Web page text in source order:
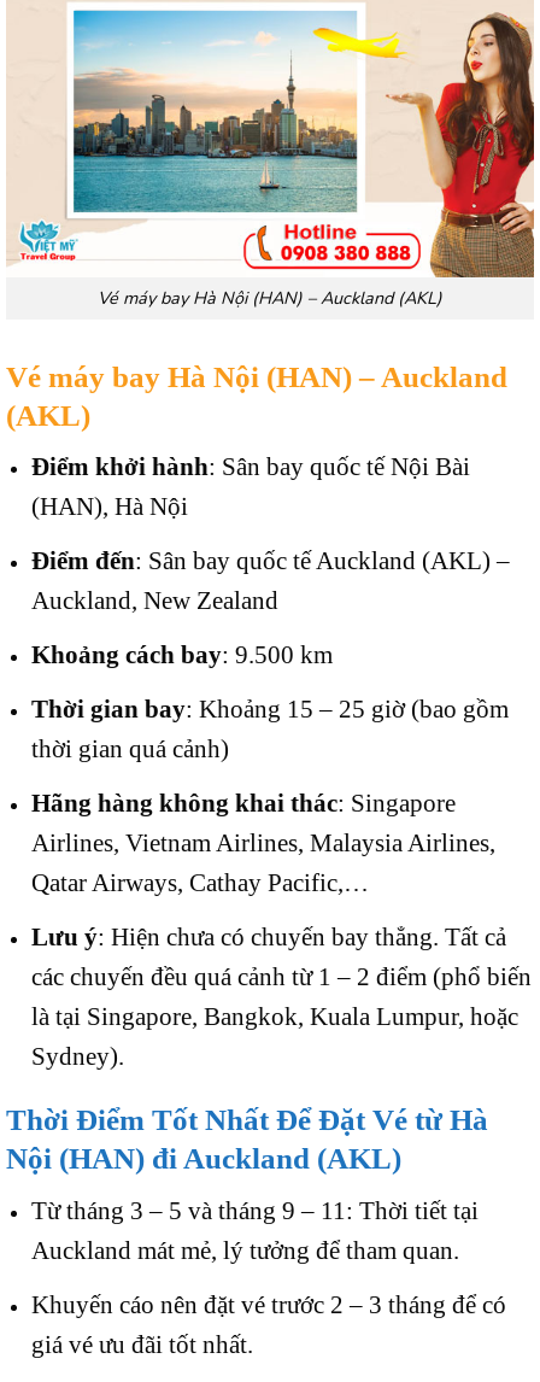
Vé máy bay Hà Nội (HAN) – Auckland (AKL)
Vé máy bay Hà Nội (HAN) – Auckland
(AKL)
Điểm khởi hành: Sân bay quốc tế Nội Bài
(HAN), Hà Nội
Điểm đến: Sân bay quốc tế Auckland (AKL) –
Auckland, New Zealand
Khoảng cách bay: 9.500 km
Thời gian bay: Khoảng 15 – 25 giờ (bao gồm
thời gian quá cảnh)
Hãng hàng không khai thác: Singapore
Airlines, Vietnam Airlines, Malaysia Airlines,
Qatar Airways, Cathay Pacific,…
Lưu ý: Hiện chưa có chuyến bay thẳng. Tất cả
các chuyến đều quá cảnh từ 1 – 2 điểm (phổ biến
là tại Singapore, Bangkok, Kuala Lumpur, hoặc
Sydney).
Thời Điểm Tốt Nhất Để Đặt Vé từ Hà
Nội (HAN) đi Auckland (AKL)
Từ tháng 3 – 5 và tháng 9 – 11: Thời tiết tại
Auckland mát mẻ, lý tưởng để tham quan.
Khuyến cáo nên đặt vé trước 2 – 3 tháng để có
giá vé ưu đãi tốt nhất.